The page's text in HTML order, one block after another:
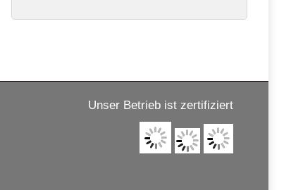
Unser Betrieb ist zertifiziert